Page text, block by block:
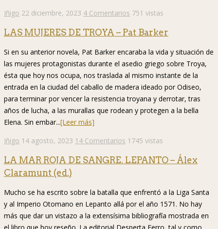
Iñigo 22 diciembre, 2023 4 Comentarios 751 vistas
LAS MUJERES DE TROYA – Pat Barker
Si en su anterior novela, Pat Barker encaraba la vida y situación de
las mujeres protagonistas durante el asedio griego sobre Troya,
ésta que hoy nos ocupa, nos traslada al mismo instante de la
entrada en la ciudad del caballo de madera ideado por Odiseo,
para terminar por vencer la resistencia troyana y derrotar, tras
años de lucha, a las murallas que rodean y protegen a la bella
Elena. Sin embar...[Leer más]
Iñigo 14 agosto, 2023 14 Comentarios 1745 vistas
LA MAR ROJA DE SANGRE. LEPANTO – Álex
Claramunt (ed.)
Mucho se ha escrito sobre la batalla que enfrentó a la Liga Santa
y al Imperio Otomano en Lepanto allá por el año 1571. No hay
más que dar un vistazo a la extensísima bibliografía mostrada en